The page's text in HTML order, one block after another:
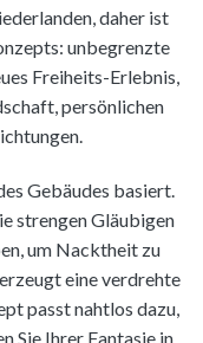
daher ist
unbegrenzte
Freiheits-Erlebnis,
persönlichen
Gebäudes basiert.
strengen Gläubigen
um Nacktheit zu
eine verdrehte
passt nahtlos dazu,
Sie Ihrer Fantasie in